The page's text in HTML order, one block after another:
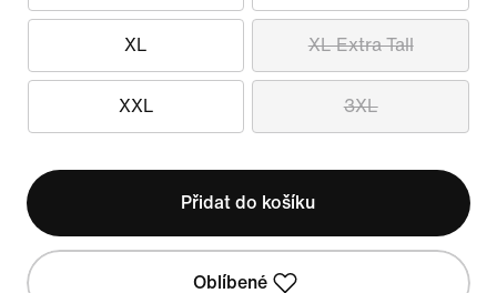
XL XL Extra Tall
XXL 3XL
Přidat do košíku
Oblíbené